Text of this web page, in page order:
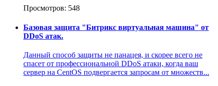
Просмотров: 548
Базовая защита "Битрикс виртуальная машина" от
DDoS атак.
Данный способ защиты не панацея, и скорее всего не
спасет от профессиональной DDoS атаки, когда ваш
сервер на CentOS подвергается запросам от множеств...